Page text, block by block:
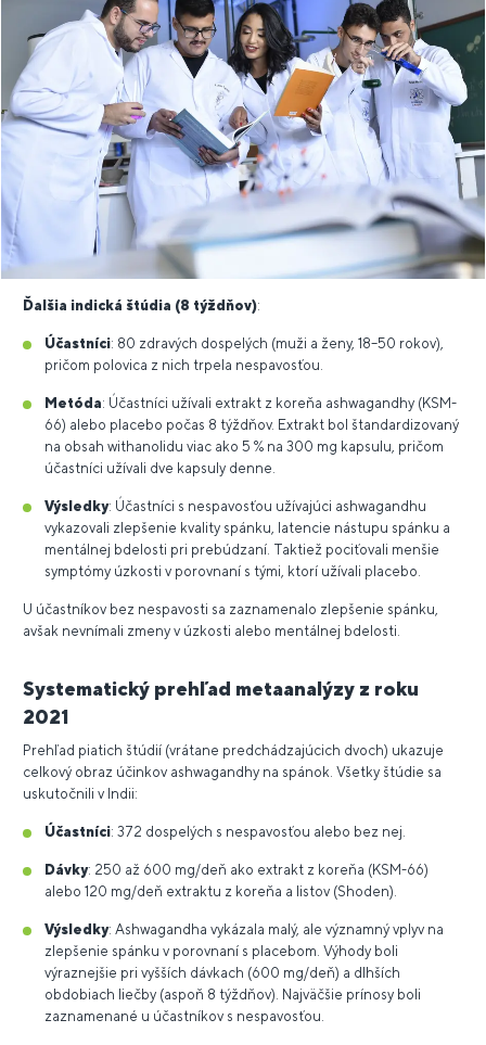
Ďalšia indická štúdia (8 týždňov):
Účastníci: 80 zdravých dospelých (muži a ženy, 18–50 rokov),
pričom polovica z nich trpela nespavosťou.
Metóda: Účastníci užívali extrakt z koreňa ashwagandhy (KSM-
66) alebo placebo počas 8 týždňov. Extrakt bol štandardizovaný
na obsah withanolidu viac ako 5 % na 300 mg kapsulu, pričom
účastníci užívali dve kapsuly denne.
Výsledky: Účastníci s nespavosťou užívajúci ashwagandhu
vykazovali zlepšenie kvality spánku, latencie nástupu spánku a
mentálnej bdelosti pri prebúdzaní. Taktiež pociťovali menšie
symptómy úzkosti v porovnaní s tými, ktorí užívali placebo.
U účastníkov bez nespavosti sa zaznamenalo zlepšenie spánku,
avšak nevnímali zmeny v úzkosti alebo mentálnej bdelosti.
Systematický prehľad metaanalýzy z roku
2021
Prehľad piatich štúdií (vrátane predchádzajúcich dvoch) ukazuje
celkový obraz účinkov ashwagandhy na spánok. Všetky štúdie sa
uskutočnili v Indii:
Účastníci: 372 dospelých s nespavosťou alebo bez nej.
Dávky: 250 až 600 mg/deň ako extrakt z koreňa (KSM-66)
alebo 120 mg/deň extraktu z koreňa a listov (Shoden).
Výsledky: Ashwagandha vykázala malý, ale významný vplyv na
zlepšenie spánku v porovnaní s placebom. Výhody boli
výraznejšie pri vyšších dávkach (600 mg/deň) a dlhších
obdobiach liečby (aspoň 8 týždňov). Najväčšie prínosy boli
zaznamenané u účastníkov s nespavosťou.